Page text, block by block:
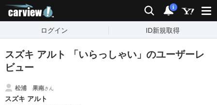
検索 通知
i
ログイン ID新規取得
スズキ アルト 「いらっしゃい」のユーザーレ
ビュー
松浦 果南さん
スズキ アルト